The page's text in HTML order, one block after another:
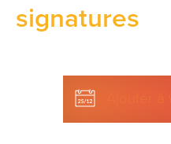
signatures
Ajouter